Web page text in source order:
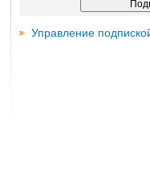
Управление